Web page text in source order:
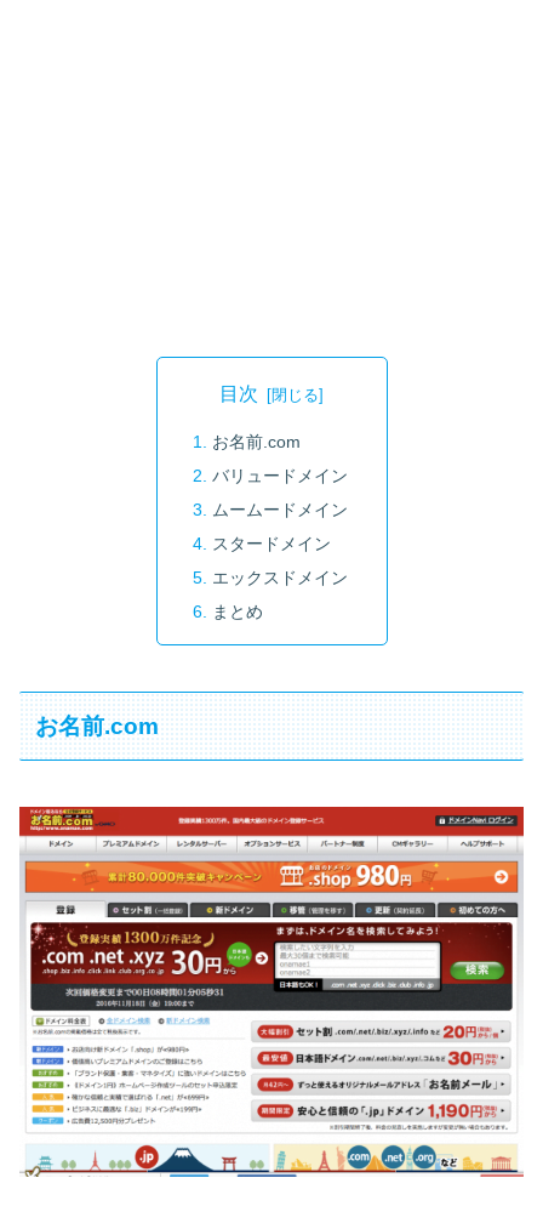
目次
お名前.com
バリュードメイン
ムームードメイン
スタードメイン
エックスドメイン
まとめ
お名前.com